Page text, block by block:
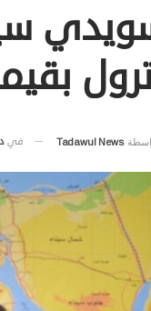
بقيمة 400 مليون
Tadawul News في